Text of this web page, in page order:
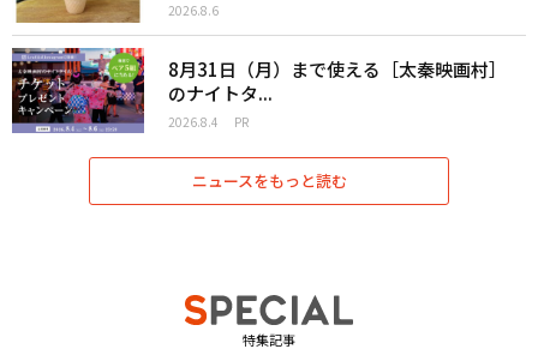
2026.8.6
8月31日（月）まで使える［太秦映画村］
のナイトタ...
2026.8.4 PR
ニュースをもっと読む
特集記事